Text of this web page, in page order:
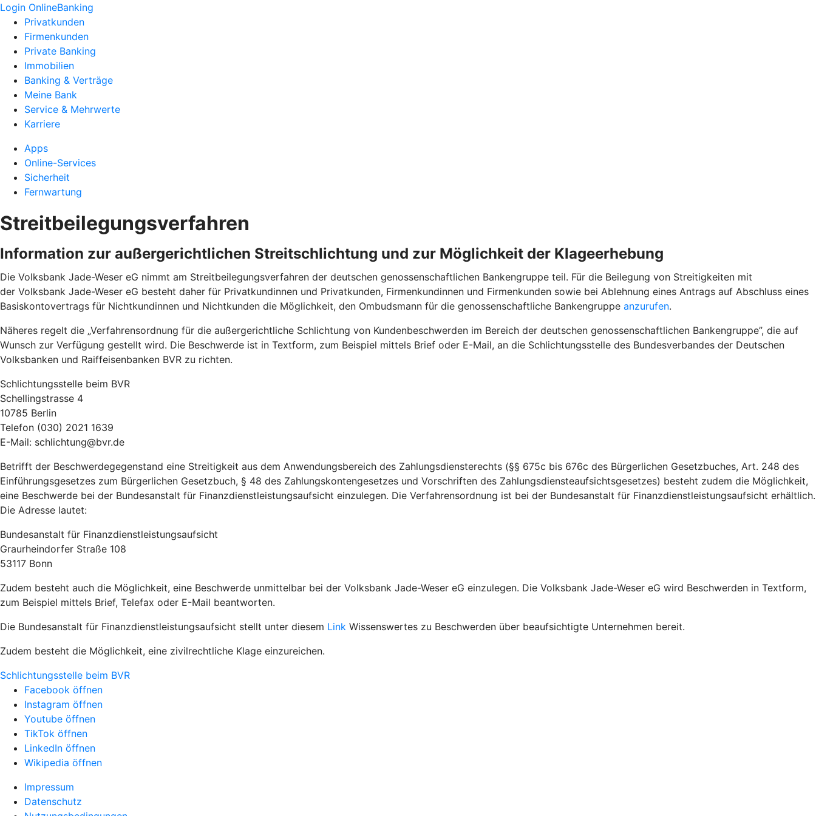
Login OnlineBanking
Privatkunden
Firmenkunden
Private Banking
Immobilien
Banking & Verträge
Meine Bank
Service & Mehrwerte
Karriere
Apps
Online-Services
Sicherheit
Fernwartung
Streitbeilegungsverfahren
Information zur außergerichtlichen Streitschlichtung und zur Möglichkeit der Klageerhebung
Die Volksbank Jade-Weser eG nimmt am Streitbeilegungsverfahren der deutschen genossenschaftlichen Bankengruppe teil. Für die Beilegung von Streitigkeiten mit
der Volksbank Jade-Weser eG besteht daher für Privatkundinnen und Privatkunden, Firmenkundinnen und Firmenkunden sowie bei Ablehnung eines Antrags auf Abschluss eines
Basiskontovertrags für Nichtkundinnen und Nichtkunden die Möglichkeit, den Ombudsmann für die genossenschaftliche Bankengruppe anzurufen.
Näheres regelt die „Verfahrensordnung für die außergerichtliche Schlichtung von Kundenbeschwerden im Bereich der deutschen genossenschaftlichen Bankengruppe”, die auf
Wunsch zur Verfügung gestellt wird. Die Beschwerde ist in Textform, zum Beispiel mittels Brief oder E-Mail, an die Schlichtungsstelle des Bundesverbandes der Deutschen
Volksbanken und Raiffeisenbanken BVR zu richten.
Schlichtungsstelle beim BVR
Schellingstrasse 4
10785 Berlin
Telefon (030) 2021 1639
E-Mail: schlichtung@bvr.de
Betrifft der Beschwerdegegenstand eine Streitigkeit aus dem Anwendungsbereich des Zahlungsdiensterechts (§§ 675c bis 676c des Bürgerlichen Gesetzbuches, Art. 248 des
Einführungsgesetzes zum Bürgerlichen Gesetzbuch, § 48 des Zahlungskontengesetzes und Vorschriften des Zahlungsdiensteaufsichtsgesetzes) besteht zudem die Möglichkeit,
eine Beschwerde bei der Bundesanstalt für Finanzdienstleistungsaufsicht einzulegen. Die Verfahrensordnung ist bei der Bundesanstalt für Finanzdienstleistungsaufsicht erhältlich.
Die Adresse lautet:
Bundesanstalt für Finanzdienstleistungsaufsicht
Graurheindorfer Straße 108
53117 Bonn
Zudem besteht auch die Möglichkeit, eine Beschwerde unmittelbar bei der Volksbank Jade-Weser eG einzulegen. Die Volksbank Jade-Weser eG wird Beschwerden in Textform,
zum Beispiel mittels Brief, Telefax oder E-Mail beantworten.
Die Bundesanstalt für Finanzdienstleistungsaufsicht stellt unter diesem Link Wissenswertes zu Beschwerden über beaufsichtigte Unternehmen bereit.
Zudem besteht die Möglichkeit, eine zivilrechtliche Klage einzureichen.
Schlichtungsstelle beim BVR
Facebook öffnen
Instagram öffnen
Youtube öffnen
TikTok öffnen
LinkedIn öffnen
Wikipedia öffnen
Impressum
Datenschutz